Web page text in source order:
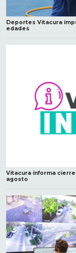
Deportes Vitacura
edades
Vitacura informa
agosto